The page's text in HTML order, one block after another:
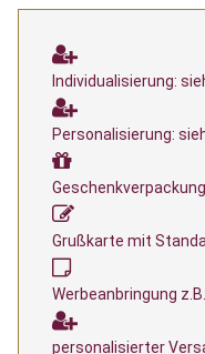
Individualisierung:
Personalisierung:
Geschenkverpackung
Grußkarte mit
Werbeanbringung
personalisierter